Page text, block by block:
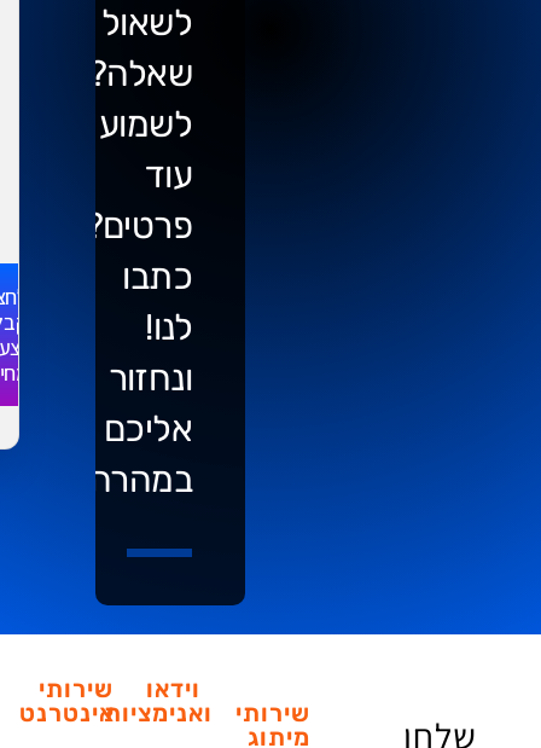
לשאול
שאלה?
לשמוע
עוד
פרטים?
כתבו
לנו!
ונחזור
אליכם
במהרה..
שלחו
שירותי
מיתוג
וידאו
ואנימציות
שירותי
אינטרנט